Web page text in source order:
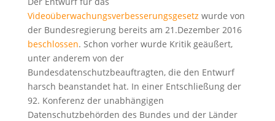
Videoüberwachungsverbesserungsgesetz wurde von
der Bundesregierung bereits am 21.Dezember 2016
beschlossen. Schon vorher wurde Kritik geäußert,
unter anderem von der
Bundesdatenschutzbeauftragten, die den Entwurf
harsch beanstandet hat. In einer Entschließung der
92. Konferenz der unabhängigen
Datenschutzbehörden des Bundes und der Länder